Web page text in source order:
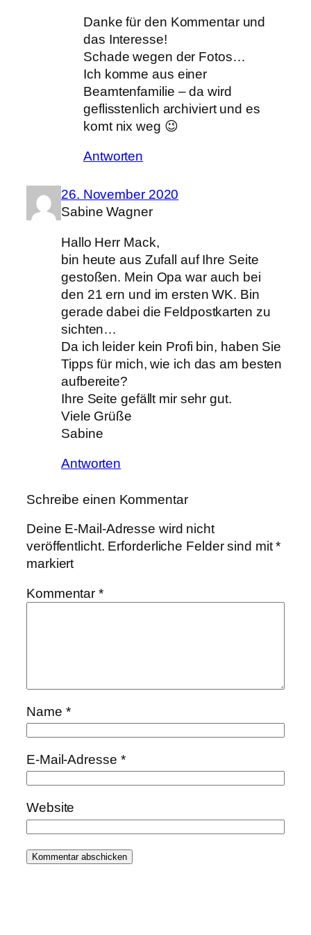
Danke für den Kommentar und
das Interesse!
Schade wegen der Fotos…
Ich komme aus einer
Beamtenfamilie – da wird
geflisstenlich archiviert und es
komt nix weg 😉
Antworten
26. November 2020
Sabine Wagner
Hallo Herr Mack,
bin heute aus Zufall auf Ihre Seite
gestoßen. Mein Opa war auch bei
den 21 ern und im ersten WK. Bin
gerade dabei die Feldpostkarten zu
sichten…
Da ich leider kein Profi bin, haben Sie
Tipps für mich, wie ich das am besten
aufbereite?
Ihre Seite gefällt mir sehr gut.
Viele Grüße
Sabine
Antworten
Schreibe einen Kommentar
Deine E-Mail-Adresse wird nicht
veröffentlicht. Erforderliche Felder sind mit*
markiert
Kommentar*
Name *
E-Mail-Adresse *
Website